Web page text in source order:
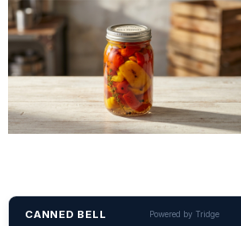
CANNED BELL
Powered by Tridge